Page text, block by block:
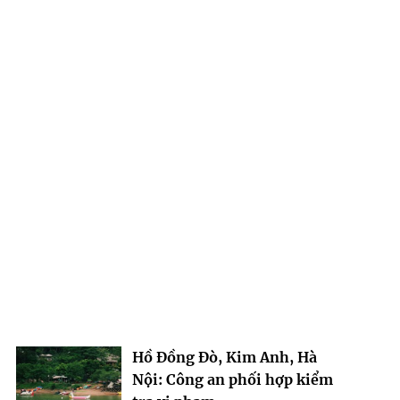
Hồ Đồng Đò, Kim Anh, Hà
Nội: Công an phối hợp kiểm